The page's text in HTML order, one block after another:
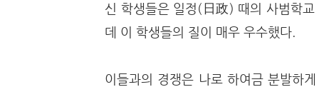
신 학생들은 일정(日政) 때의 사범학
데 이 학생들의 질이 매우 우수했다.
이들과의 경쟁은 나로 하여금 분발하